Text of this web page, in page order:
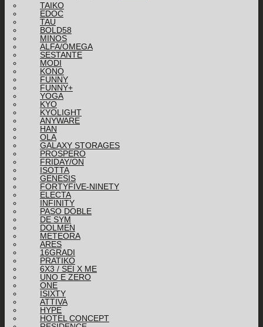
TAIKO
EDOC
TAU
BOLD58
MINOS
ALFA/OMEGA
SESTANTE
MODI
KONO
FUNNY
FUNNY+
YOGA
KYO
KYOLIGHT
ANYWARE
HAN
OLA
GALAXY STORAGES
PROSPERO
FRIDAY/ON
ISOTTA
GENESIS
FORTYFIVE-NINETY
ELECTA
INFINITY
PASO DOBLE
DE SYM
DOLMEN
METEORA
ARES
16GRADI
PRATIKO
6X3 / SEI X ME
UNO E ZERO
ONE
ISIXTY
ATTIVA
HYPE
HOTEL CONCEPT